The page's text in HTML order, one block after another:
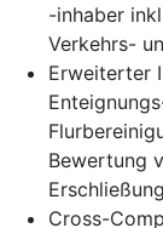
-inhaber
Verkehrs-
Erweiterter
Bewertung
Cross-